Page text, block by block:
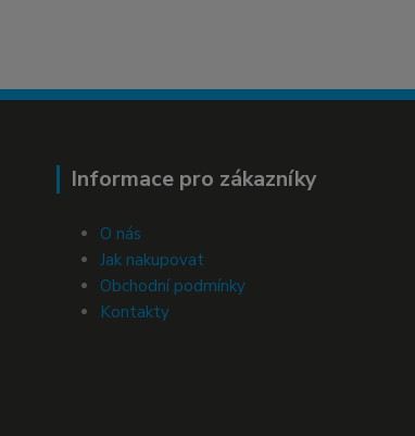
Informace pro zákazníky
O nás
Jak nakupovat
Obchodní podmínky
Kontakty